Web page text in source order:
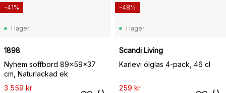
I lager
1898
Nyhem soffbord 89x59x37
cm, Naturlackad ek
3 559 kr
-41%
I lager
Scandi Living
Karlevi ölglas 4-pack, 46 cl
259 kr
-48%